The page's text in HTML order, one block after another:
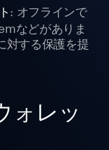
: オフラインで
などがありま
対する保護を提
ォレッ